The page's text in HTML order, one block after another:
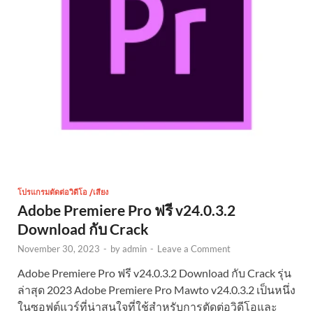
โปรแกรมตัดต่อวิดีโอ /เสียง
Adobe Premiere Pro ฟรี v24.0.3.2
Download กับ Crack
November 30, 2023 - byadmin - Leave a Comment
Adobe Premiere Pro ฟรี v24.0.3.2 Download กับ Crack รุ่น
ล่าสุด 2023 Adobe Premiere Pro Mawto v24.0.3.2 เป็นหนึ่ง
ในซอฟต์แวร์ที่น่าสนใจที่ใช้สำหรับการตัดต่อวิดีโอและ